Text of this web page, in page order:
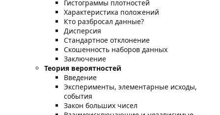
Гистограммы плотностей
Характеристика положений
Кто разбросал данные?
Дисперсия
Стандартное отклонение
Скошенность наборов данных
Заключение
Теория вероятностей
Введение
Эксперименты, элементарные исходы,
события
Закон больших чисел